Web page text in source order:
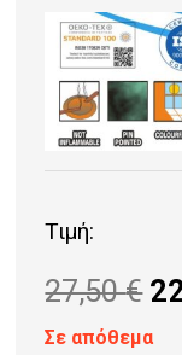
Τιμή:
27,50€
Σε απόθεμα